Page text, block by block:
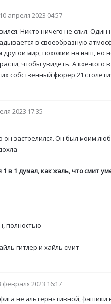
апреля 2023 04:57
Никто ничего не слил.
в своеобразную
чтобы увидеть. А кое-
собственный фюрер 21
2023 17:35
он застрелился. Он был моим
1 в 1 думал, как жаль, что смит
полностью
гитлер и хайль смит
февраля 2023 16:17
не альтернативной, фашики